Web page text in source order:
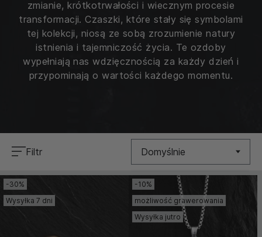
zmianie, krótkotrwałości i wiecznym procesie
transformacji. Czaszki, które stały się symbolami
tej kolekcji, niosą ze sobą zrozumienie natury
istnienia i tajemniczość życia. Te ozdoby
wypełniają nas wdzięcznością za każdy dzień i
przypominają o wartości każdego momentu.
Filtr Domyślnie
Nowość
Cena (Niska >
Wysoka)
-30%
Wysyłka 7 dni
-10%
możliwość grawerowania
Wysyłka jutro